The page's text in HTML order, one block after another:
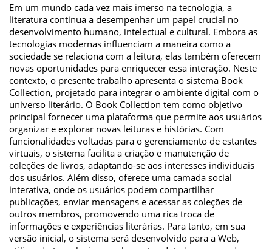
Em um mundo cada vez mais imerso na tecnologia, a
literatura continua a desempenhar um papel crucial no
desenvolvimento humano, intelectual e cultural. Embora as
tecnologias modernas influenciam a maneira como a
sociedade se relaciona com a leitura, elas também oferecem
novas oportunidades para enriquecer essa interação. Neste
contexto, o presente trabalho apresenta o sistema Book
Collection, projetado para integrar o ambiente digital com o
universo literário. O Book Collection tem como objetivo
principal fornecer uma plataforma que permite aos usuários
organizar e explorar novas leituras e histórias. Com
funcionalidades voltadas para o gerenciamento de estantes
virtuais, o sistema facilita a criação e manutenção de
coleções de livros, adaptando-se aos interesses individuais
dos usuários. Além disso, oferece uma camada social
interativa, onde os usuários podem compartilhar
publicações, enviar mensagens e acessar as coleções de
outros membros, promovendo uma rica troca de
informações e experiências literárias. Para tanto, em sua
versão inicial, o sistema será desenvolvido para a Web,